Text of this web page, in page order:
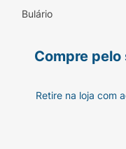
Use
» Aplique
nadar ou
durante a
Bulário
Compre
Retire na loja com